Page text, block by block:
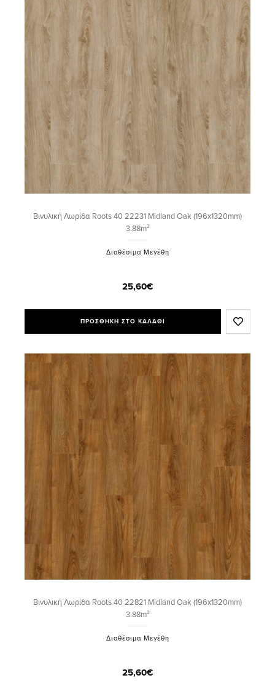
Βινυλική Λωρίδα Roots 40 22231 Midland Oak (196x1320mm)
3.88m²
Διαθέσιμα Μεγέθη
25,60€
ΠΡΟΣΘΗΚΗ ΣΤΟ ΚΑΛΑΘΙ
Βινυλική Λωρίδα Roots 40 22821 Midland Oak (196x1320mm)
3.88m²
Διαθέσιμα Μεγέθη
25,60€